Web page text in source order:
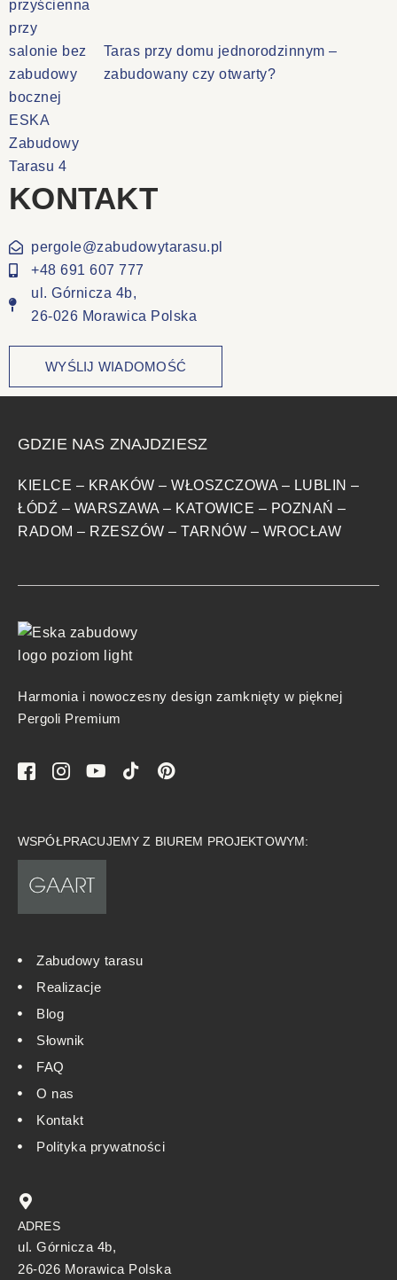
Taras przy domu jednorodzinnym –
zabudowany czy otwarty?
KONTAKT
pergole@zabudowytarasu.pl
+48 691 607 777
ul. Górnicza 4b,
26-026 Morawica Polska
WYŚLIJ WIADOMOŚĆ
GDZIE NAS ZNAJDZIESZ
KIELCE – KRAKÓW – WŁOSZCZOWA – LUBLIN –
ŁÓDŹ – WARSZAWA – KATOWICE – POZNAŃ –
RADOM – RZESZÓW – TARNÓW – WROCŁAW
Harmonia i nowoczesny design zamknięty w pięknej
Pergoli Premium
WSPÓŁPRACUJEMY Z BIUREM PROJEKTOWYM:
Zabudowy tarasu
Realizacje
Blog
Słownik
FAQ
O nas
Kontakt
Polityka prywatności
ADRES
ul. Górnicza 4b,
26-026 Morawica Polska